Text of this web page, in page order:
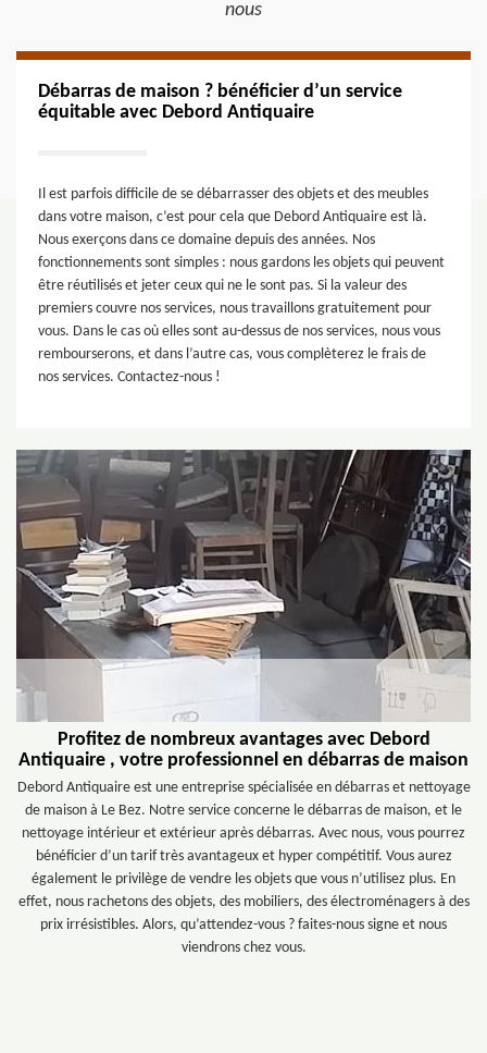
nous
Débarras de maison ? bénéficier d’un service
équitable avec Debord Antiquaire
Il est parfois difficile de se débarrasser des objets et des meubles
dans votre maison, c’est pour cela que Debord Antiquaire est là.
Nous exerçons dans ce domaine depuis des années. Nos
fonctionnements sont simples : nous gardons les objets qui peuvent
être réutilisés et jeter ceux qui ne le sont pas. Si la valeur des
premiers couvre nos services, nous travaillons gratuitement pour
vous. Dans le cas où elles sont au-dessus de nos services, nous vous
rembourserons, et dans l’autre cas, vous complèterez le frais de
nos services. Contactez-nous !
Profitez de nombreux avantages avec Debord
Antiquaire , votre professionnel en débarras de maison
Debord Antiquaire est une entreprise spécialisée en débarras et nettoyage
de maison à Le Bez. Notre service concerne le débarras de maison, et le
nettoyage intérieur et extérieur après débarras. Avec nous, vous pourrez
bénéficier d’un tarif très avantageux et hyper compétitif. Vous aurez
également le privilège de vendre les objets que vous n’utilisez plus. En
effet, nous rachetons des objets, des mobiliers, des électroménagers à des
prix irrésistibles. Alors, qu’attendez-vous ? faites-nous signe et nous
viendrons chez vous.